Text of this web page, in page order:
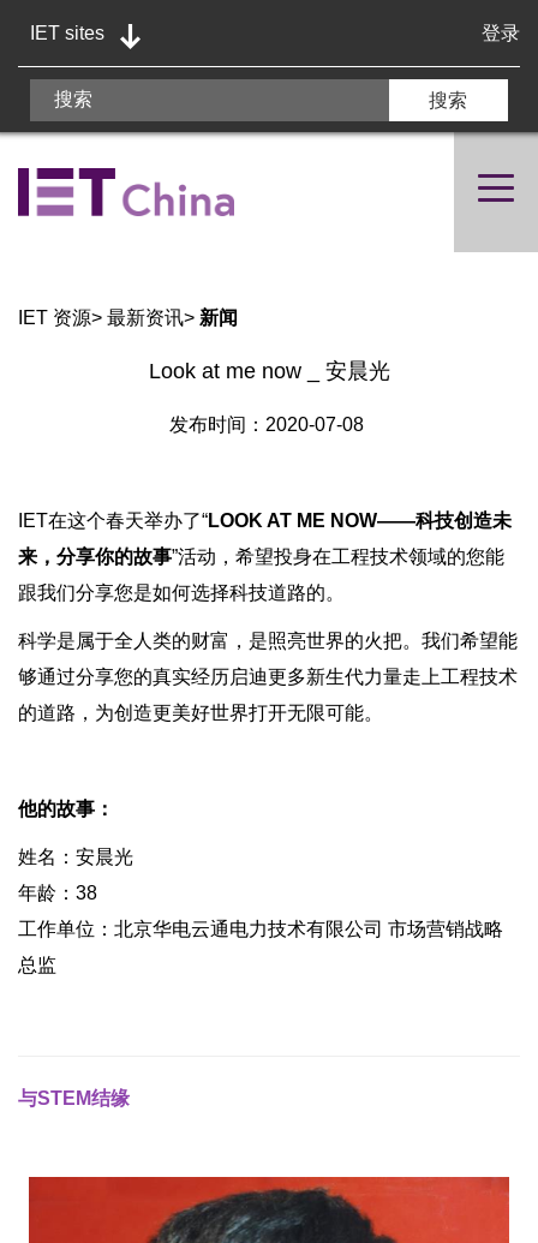
IET sites 登录
IET 资源> 最新资讯> 新闻
Look at me now _ 安晨光
发布时间：2020-07-08
IET在这个春天举办了“LOOK AT ME NOW——科技创造未
来，分享你的故事”活动，希望投身在工程技术领域的您能
跟我们分享您是如何选择科技道路的。
科学是属于全人类的财富，是照亮世界的火把。我们希望能
够通过分享您的真实经历启迪更多新生代力量走上工程技术
的道路，为创造更美好世界打开无限可能。
他的故事：
姓名：安晨光
年龄：38
工作单位：北京华电云通电力技术有限公司 市场营销战略
总监
与STEM结缘